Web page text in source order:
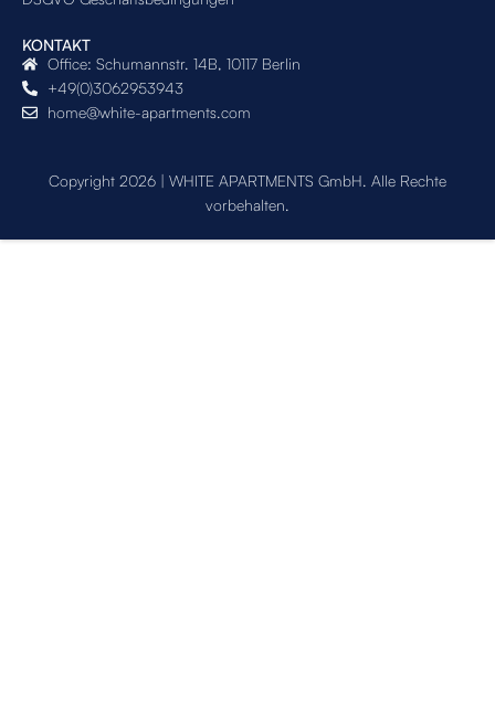
KONTAKT
Office: Schumannstr. 14B, 10117 Berlin
+49(0)3062953943
home@white-apartments.com
Copyright 2026 | WHITE APARTMENTS GmbH. Alle Rechte
vorbehalten.